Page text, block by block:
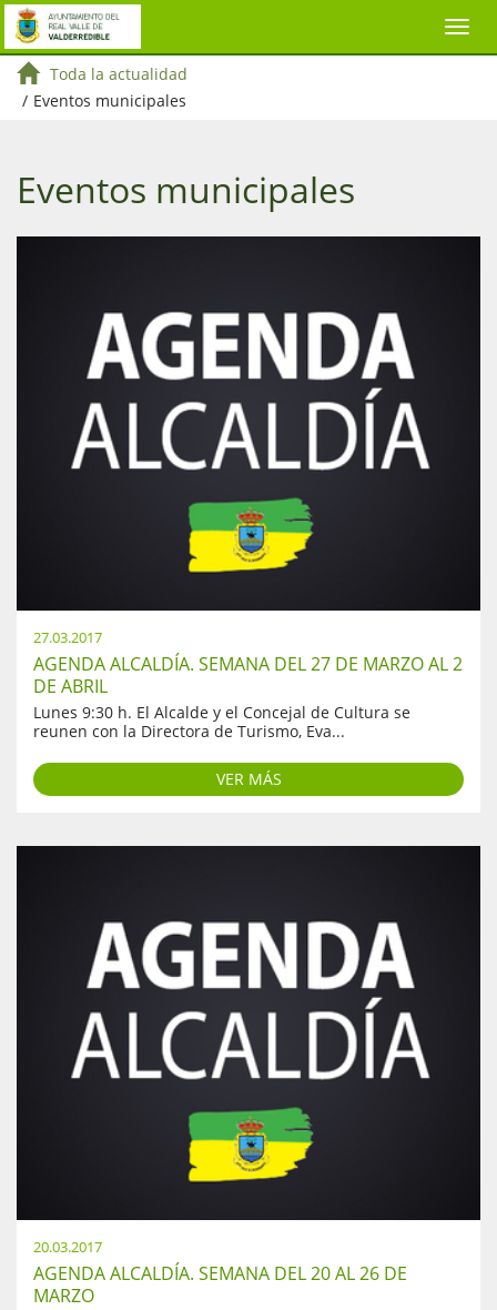
Toda la actualidad
/ Eventos municipales
Eventos municipales
27.03.2017
AGENDA ALCALDÍA. SEMANA DEL 27 DE MARZO AL 2
DE ABRIL
Lunes 9:30 h. El Alcalde y el Concejal de Cultura se
reunen con la Directora de Turismo, Eva...
VER MÁS
20.03.2017
AGENDA ALCALDÍA. SEMANA DEL 20 AL 26 DE
MARZO